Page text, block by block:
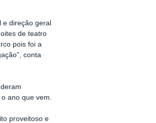
direção geral
de teatro
pois foi a
conta
ano que vem.
proveitoso e